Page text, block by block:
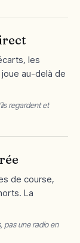
les
au-delà de
regardent et
de course,
La
pas une radio en